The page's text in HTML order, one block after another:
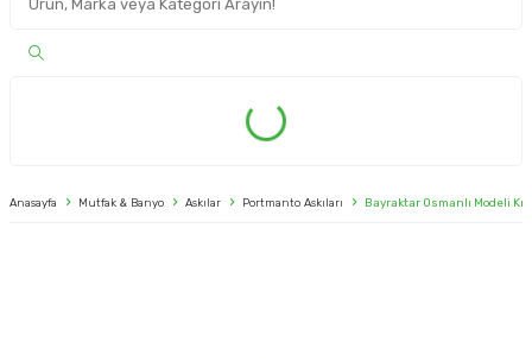
Anasayfa Mutfak & Banyo Askılar Portmanto Askıları Bayraktar Osmanlı Modeli